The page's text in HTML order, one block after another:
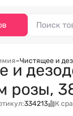
–Чистящее и
и
розы,
334213 К